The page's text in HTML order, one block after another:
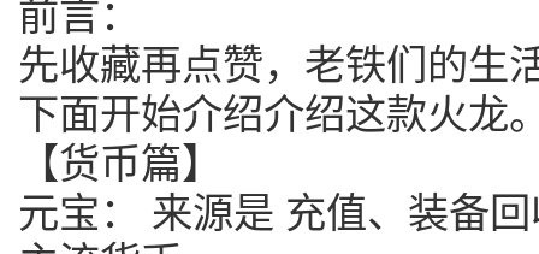
前言：
先收藏再点赞，老铁们的生
下面开始介绍介绍这款火龙
【货币篇】
元宝： 来源是 充值、装备